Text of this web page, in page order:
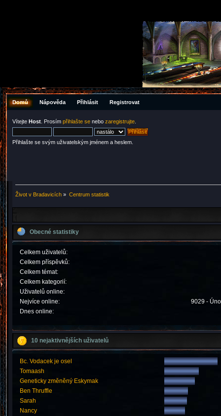
Domů Nápověda Přihlásit Registrovat
Vítejte Host . Prosím přihlašte se nebo zaregistrujte
Přihlašte se svým uživatelským jménem a heslem.
Život v Bradavicích » Centrum statistik
Obecné statistiky
Celkem uživatelů:
Celkem příspěvků:
Celkem témat:
Celkem kategorií:
Uživatelů online:
Nejvíce online:
9029 -
Dnes online:
10 nejaktivnějších uživatelů
Bc. Vodacek je osel
Tomaash
Geneticky změněný Eskymak
Ben Thruffle
Sarah
Nancy